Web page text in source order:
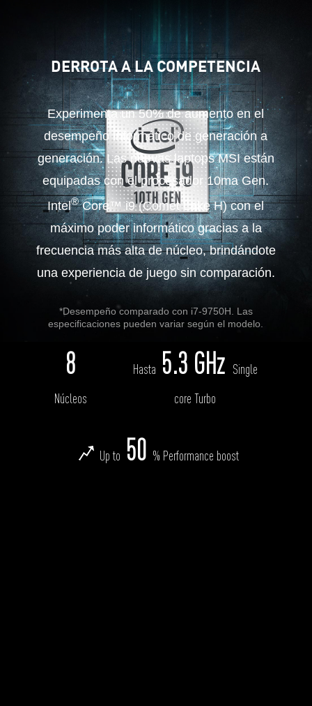
DERROTA A LA COMPETENCIA
Experimenta un 50% de aumento en el
desempeño informático de generación a
generación. Las nuevas laptops MSI están
equipadas con el procesador 10ma Gen.
Intel®Core™ i9 (Comet Lake H) con el
máximo poder informático gracias a la
frecuencia más alta de núcleo, brindándote
una experiencia de juego sin comparación.
*Desempeño comparado con i7-9750H. Las
especificaciones pueden variar según el modelo.
8
Núcleos
Hasta 5.3 GHz
Single
core Turbo
Up to 50 % Performance boost